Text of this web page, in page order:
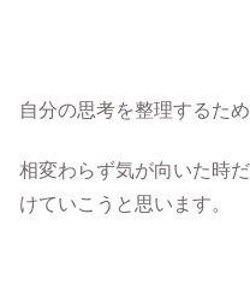
自分の思考を整理するた
相変わらず気が向いた時
けていこうと思います。